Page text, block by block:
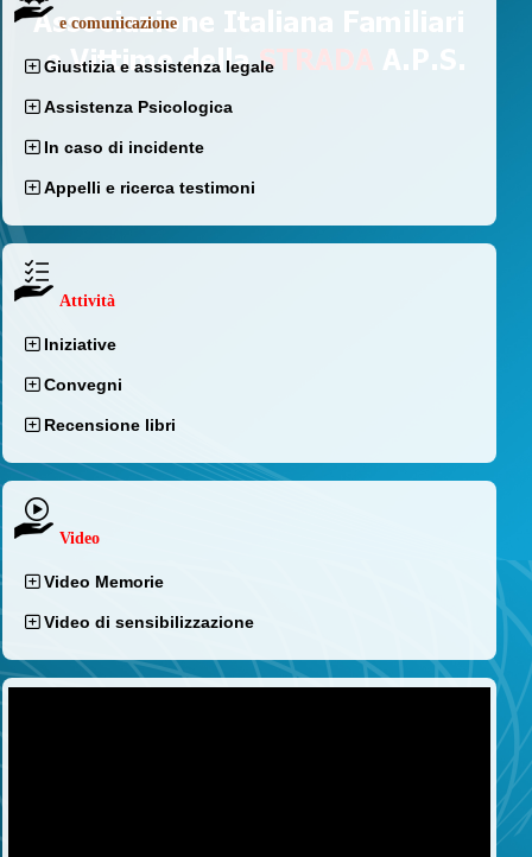
e comunicazione
Giustizia e assistenza legale
Assistenza Psicologica
In caso di incidente
Appelli e ricerca testimoni
Attività
Iniziative
Convegni
Recensione libri
Video
Video Memorie
Video di sensibilizzazione